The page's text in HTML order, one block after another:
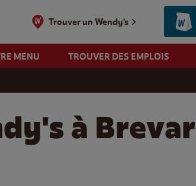
Trouver un Wendy's
MENU TROUVER DES EMPLOIS
à